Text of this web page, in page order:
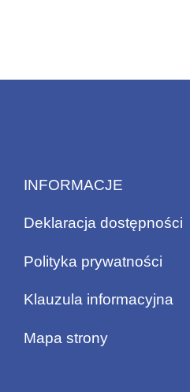
INFORMACJE
Deklaracja dostępności
Polityka prywatności
Klauzula informacyjna
Mapa strony